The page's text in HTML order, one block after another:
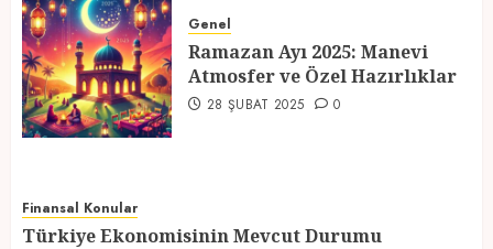
5
Atmosfer ve Özel Hazırlıklar
28 ŞUBAT 2025 0
Genel
Ramazan Ayı 2025: Manevi
Atmosfer ve Özel Hazırlıklar
28 ŞUBAT 2025 0
Finansal Konular
Türkiye Ekonomisinin Mevcut Durumu